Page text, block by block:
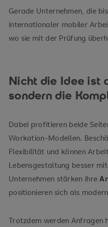
Gerade Unternehmen, die
internationaler mobiler
wo sie mit der Prüfung
Nicht die Idee ist
sondern die
Dabei profitieren beide
Workation-Modellen.
Flexibilität und können
Lebensgestaltung besser
Unternehmen stärken ihre
positionieren sich als
Trotzdem werden Anfragen